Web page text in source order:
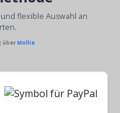
flexible Auswahl an
überMollie